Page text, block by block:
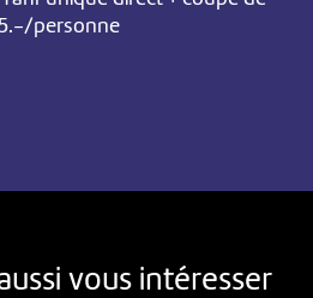
personne
vous intéresser